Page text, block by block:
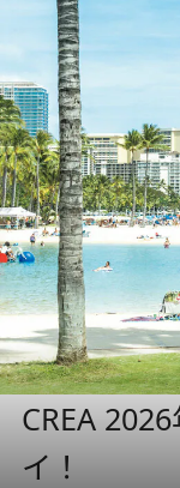
CREA
イ！